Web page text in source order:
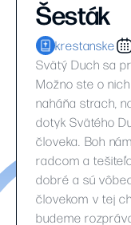
Šesták
krestanske
Svätý Duch sa
Možno ste o
naháňa strach,
dotyk Svätého
človeka. Boh
radcom a
dobré a sú
človekom v tej
budeme